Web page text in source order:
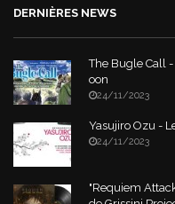
DERNIÈRES NEWS
The Bugle Call
oon
24/11/2023
Yasujiro Ozu -
24/11/2023
"Requiem